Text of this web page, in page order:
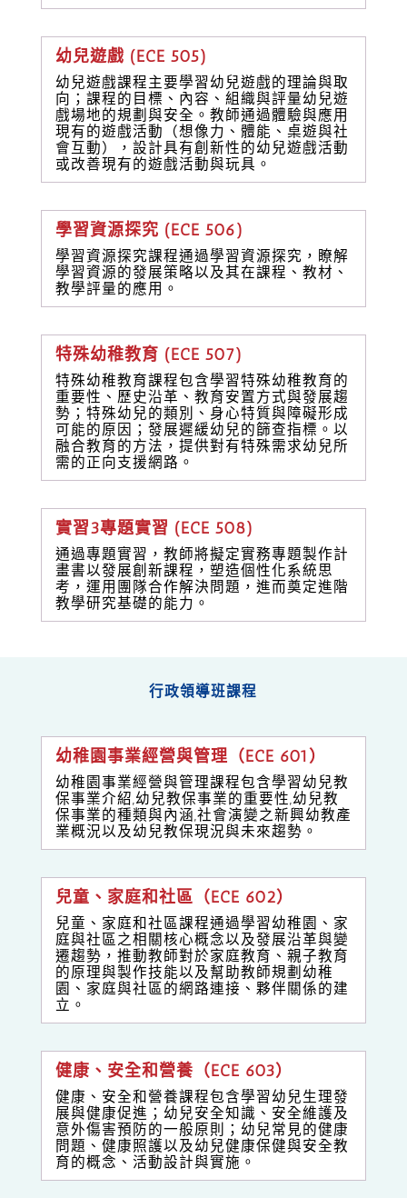
幼兒遊戲 (ECE 505)
幼兒遊戲課程主要學習幼兒遊戲的理論與取
向；課程的目標、內容、組織與評量幼兒遊
戲場地的規劃與安全。教師通過體驗與應用
現有的遊戲活動（想像力、體能、桌遊與社
會互動），設計具有創新性的幼兒遊戲活動
或改善現有的遊戲活動與玩具。
學習資源探究 (ECE 506)
學習資源探究課程通過學習資源探究，瞭解
學習資源的發展策略以及其在課程、教材、
教學評量的應用。
特殊幼稚教育 (ECE 507)
特殊幼稚教育課程包含學習特殊幼稚教育的
重要性、歷史沿革、教育安置方式與發展趨
勢；特殊幼兒的類別、身心特質與障礙形成
可能的原因；發展遲緩幼兒的篩查指標。以
融合教育的方法，提供對有特殊需求幼兒所
需的正向支援網路。
實習3專題實習 (ECE 508)
通過專題實習，教師將擬定實務專題製作計
畫書以發展創新課程，塑造個性化系統思
考，運用團隊合作解決問題，進而奠定進階
教學研究基礎的能力。
行政領導班課程
幼稚園事業經營與管理（ECE 601）
幼稚園事業經營與管理課程包含學習幼兒教
保事業介紹,幼兒教保事業的重要性,幼兒教
保事業的種類與內涵,社會演變之新興幼教產
業概況以及幼兒教保現況與未來趨勢。
兒童、家庭和社區（ECE 602）
兒童、家庭和社區課程通過學習幼稚園、家
庭與社區之相關核心概念以及發展沿革與變
遷趨勢，推動教師對於家庭教育、親子教育
的原理與製作技能以及幫助教師規劃幼稚
園、家庭與社區的網路連接、夥伴關係的建
立。
健康、安全和營養（ECE 603）
健康、安全和營養課程包含學習幼兒生理發
展與健康促進；幼兒安全知識、安全維護及
意外傷害預防的一般原則；幼兒常見的健康
問題、健康照護以及幼兒健康保健與安全教
育的概念、活動設計與實施。